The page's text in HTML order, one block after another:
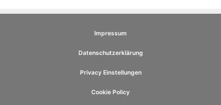
Impressum
Datenschutzerklärung
Privacy Einstellungen
Cookie Policy